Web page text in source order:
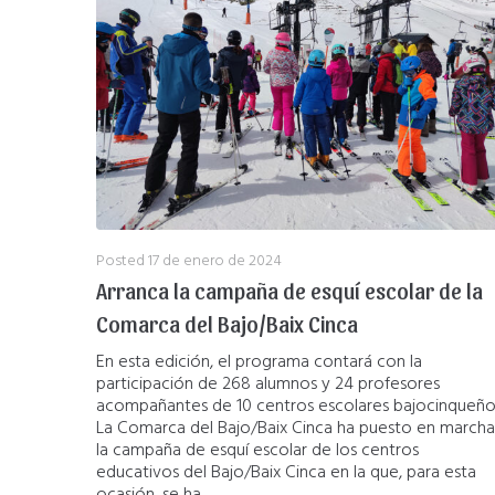
Posted17 de enero de 2024
Arranca la campaña de esquí escolar de la
Comarca del Bajo/Baix Cinca
En esta edición, el programa contará con la
participación de 268 alumnos y 24 profesores
acompañantes de 10 centros escolares
La Comarca del Bajo/Baix Cinca ha puesto en marcha
la campaña de esquí escolar de los centros
educativos del Bajo/Baix Cinca en la que, para esta